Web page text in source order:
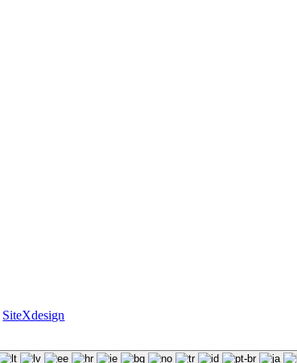
SiteXdesign